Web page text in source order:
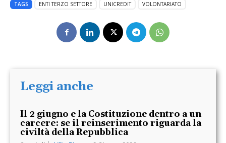
TAGS ENTI TERZO SETTORE UNICREDIT VOLONTARIATO
Leggi anche
Il 2 giugno e la Costituzione dentro a un
carcere: se il reinserimento riguarda la
civiltà della Repubblica